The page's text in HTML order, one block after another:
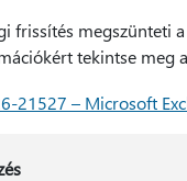
frissítés megszünteti
tekintse meg
21527 – Microsoft